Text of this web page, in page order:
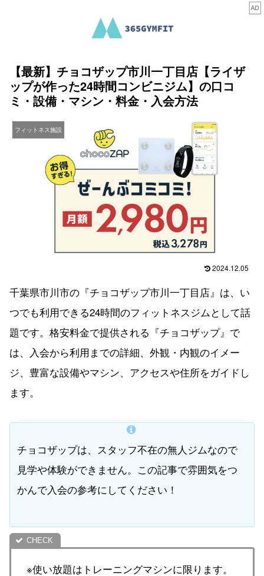
【最新】チョコザップ市川一丁目店【ライザ
ップが作った24時間コンビニジム】の口コ
ミ・設備・マシン・料金・入会方法
フィットネス施設
2024.12.05
千葉県市川市の『チョコザップ市川一丁目店』は、い
つでも利用できる24時間のフィットネスジムとして話
題です。格安料金で提供される『チョコザップ』で
は、入会から利用までの詳細、外観・内観のイメー
ジ、豊富な設備やマシン、アクセスや住所をガイドし
ます。
チョコザップは、スタッフ不在の無人ジムなので
見学や体験ができません。この記事で雰囲気をつ
かんで入会の参考にしてください！
※使い放題はトレーニングマシンに限ります。